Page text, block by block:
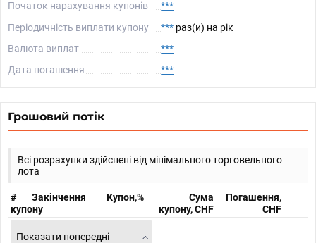
Початок нарахування купонів
***
Періодичність виплати купону
*** раз(и) на рік
Валюта виплат
***
Дата погашення
***
Грошовий потік
Всі розрахунки здійснені від мінімального торговельного
лота
#
Закінчення
купону
Купон,%
Сума
купону, CHF
Погашення,
CHF
Показати попередні